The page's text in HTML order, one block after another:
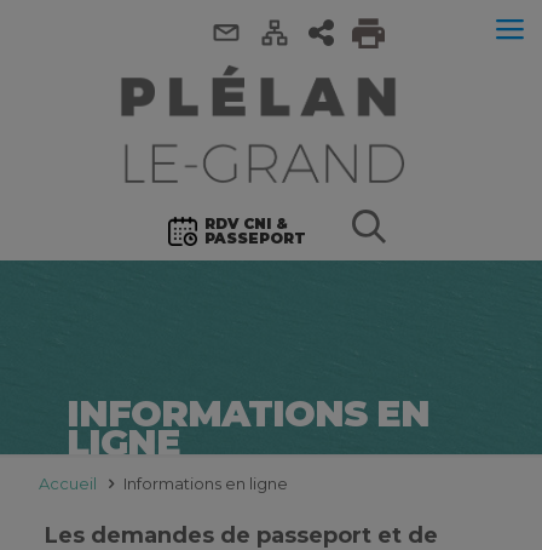
RDV CNI &
PASSEPORT
INFORMATIONS EN
LIGNE
Accueil Informations en ligne
Les demandes de passeport et de